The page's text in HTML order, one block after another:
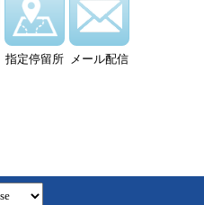
指定停留所 メール配信